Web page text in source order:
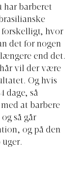
har barberet
forskelligt, hvor
det for nogen
end det.
vil der være
Og hvis
dage, så
at barbere
så går
og på den
uger.